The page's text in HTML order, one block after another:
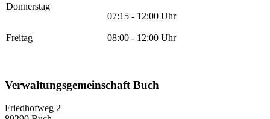
Donnerstag
07:15 - 12:00 Uhr
Freitag 08:00 - 12:00 Uhr
Verwaltungsgemeinschaft Buch
Friedhofweg 2